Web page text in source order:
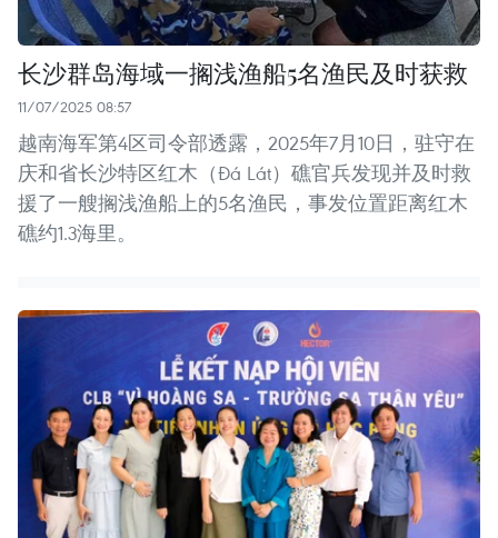
长沙群岛海域一搁浅渔船5名渔民及时获救
11/07/2025 08:57
越南海军第4区司令部透露，2025年7月10日，驻守在
庆和省长沙特区红木（Đá Lát）礁官兵发现并及时救
援了一艘搁浅渔船上的5名渔民，事发位置距离红木
礁约1.3海里。